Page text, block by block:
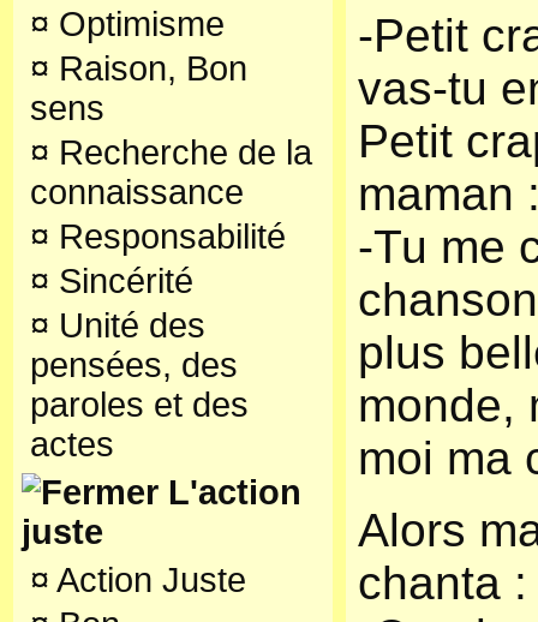
¤ Optimisme
¤ Raison, Bon
sens
¤ Recherche de la
connaissance
¤ Responsabilité
¤ Sincérité
¤ Unité des
pensées, des
paroles et des
actes
L'action
juste
¤ Action Juste
-Petit
vas-tu
Petit
maman
-Tu me
plus
monde,
moi ma
Alors
chanta :